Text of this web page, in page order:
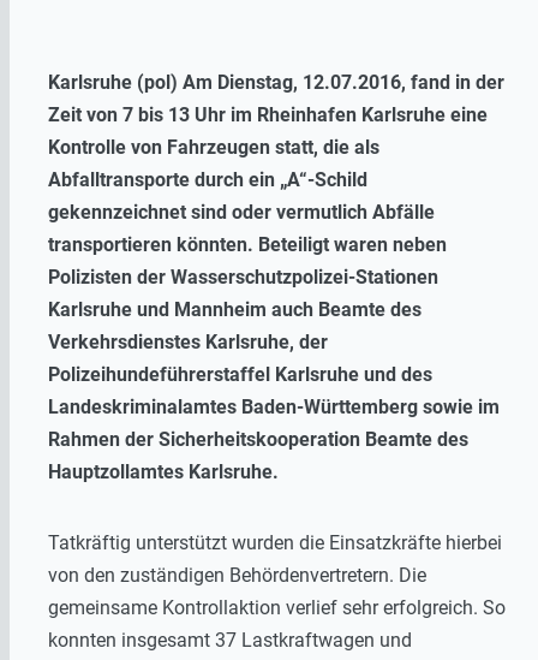
Karlsruhe (pol) Am Dienstag, 12.07.2016, fand in der
Zeit von 7 bis 13 Uhr im Rheinhafen Karlsruhe eine
Kontrolle von Fahrzeugen statt, die als
Abfalltransporte durch ein „A“-Schild
gekennzeichnet sind oder vermutlich Abfälle
transportieren könnten. Beteiligt waren neben
Polizisten der Wasserschutzpolizei-Stationen
Karlsruhe und Mannheim auch Beamte des
Verkehrsdienstes Karlsruhe, der
Polizeihundeführerstaffel Karlsruhe und des
Landeskriminalamtes Baden-Württemberg sowie im
Rahmen der Sicherheitskooperation Beamte des
Hauptzollamtes Karlsruhe.
Tatkräftig unterstützt wurden die Einsatzkräfte hierbei
von den zuständigen Behördenvertretern. Die
gemeinsame Kontrollaktion verlief sehr erfolgreich. So
konnten insgesamt 37 Lastkraftwagen und